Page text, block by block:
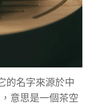
的名字來源於中
意思是一個茶空